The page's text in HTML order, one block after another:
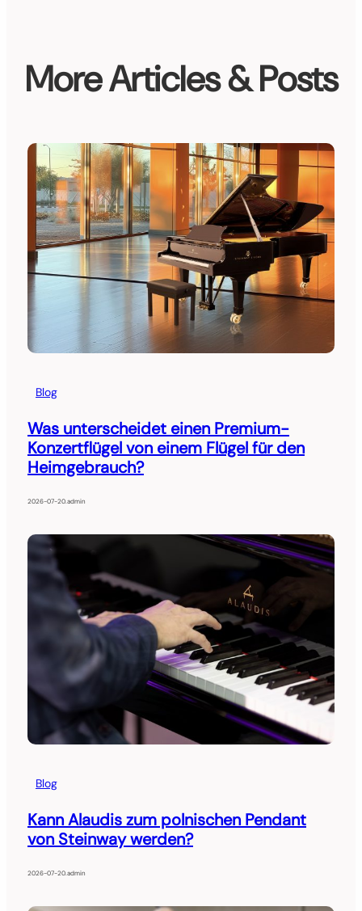
More Articles & Posts
Blog
Was unterscheidet einen Premium-
Konzertflügel von einem Flügel für den
Heimgebrauch?
2026-07-20.admin
Blog
Kann Alaudis zum polnischen Pendant
von Steinway werden?
2026-07-20.admin